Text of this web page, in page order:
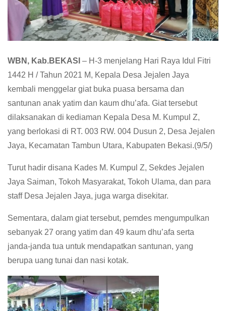
WBN, Kab.BEKASI – H-3 menjelang Hari Raya Idul Fitri
1442 H / Tahun 2021 M, Kepala Desa Jejalen Jaya
kembali menggelar giat buka puasa bersama dan
santunan anak yatim dan kaum dhu’afa. Giat tersebut
dilaksanakan di kediaman Kepala Desa M. Kumpul Z,
yang berlokasi di RT. 003 RW. 004 Dusun 2, Desa Jejalen
Jaya, Kecamatan Tambun Utara, Kabupaten Bekasi.(9/5/)
Turut hadir disana Kades M. Kumpul Z, Sekdes Jejalen
Jaya Saiman, Tokoh Masyarakat, Tokoh Ulama, dan para
staff Desa Jejalen Jaya, juga warga disekitar.
Sementara, dalam giat tersebut, pemdes mengumpulkan
sebanyak 27 orang yatim dan 49 kaum dhu’afa serta
janda-janda tua untuk mendapatkan santunan, yang
berupa uang tunai dan nasi kotak.